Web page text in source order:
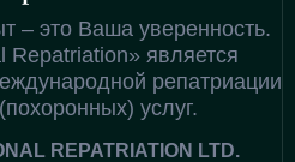
– это Ваша уверенность.
Repatriation» является
репатриации
услуг.
REPATRIATION LTD.